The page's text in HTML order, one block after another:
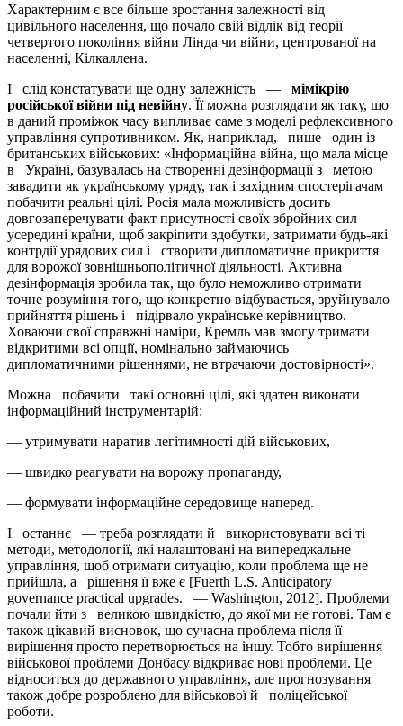
Характерним є все більше зростання залежності від
цивільного населення, що почало свій відлік від теорії
четвертого покоління війни Лінда чи війни, центрованої на
населенні, Кілкаллена.
І слід констатувати ще одну залежність — мімікрію
російської війни під невійну. Її можна розглядати як таку, що
в даний проміжок часу випливає саме з моделі рефлексивного
управління супротивником. Як, наприклад, пише один із
британських військових: «Інформаційна війна, що мала місце
в Україні, базувалась на створенні дезінформації з метою
завадити як українському уряду, так і західним спостерігачам
побачити реальні цілі. Росія мала можливість досить
довгозаперечувати факт присутності своїх збройних сил
усередині країни, щоб закріпити здобутки, затримати будь-які
контрдії урядових сил і створити дипломатичне прикриття
для ворожої зовнішньополітичної діяльності. Активна
дезінформація зробила так, що було неможливо отримати
точне розуміння того, що конкретно відбувається, зруйнувало
прийняття рішень і підірвало українське керівництво.
Ховаючи свої справжні наміри, Кремль мав змогу тримати
відкритими всі опції, номінально займаючись
дипломатичними рішеннями, не втрачаючи достовірності».
Можна побачити такі основні цілі, які здатен виконати
інформаційний інструментарій:
— утримувати наратив легітимності дій військових,
— швидко реагувати на ворожу пропаганду,
— формувати інформаційне середовище наперед.
І останнє — треба розглядати й використовувати всі ті
методи, методології, які налаштовані на випереджальне
управління, щоб отримати ситуацію, коли проблема ще не
прийшла, а рішення її вже є [Fuerth L.S. Anticipatory
governance practical upgrades. — Washington, 2012]. Проблеми
почали йти з великою швидкістю, до якої ми не готові. Там є
також цікавий висновок, що сучасна проблема після її
вирішення просто перетворюється на іншу. Тобто вирішення
військової проблеми Донбасу відкриває нові проблеми. Це
відноситься до державного управління, але прогнозування
також добре розроблено для військової й поліцейської
роботи.